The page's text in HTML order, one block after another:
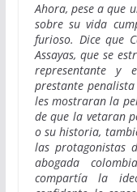
Ahora, pese a que
sobre su vida
furioso. Dice que
Assayas, que se
representante y
prestante
les mostraran la
de que la vetaran
o su historia,
las protagonistas
abogada
compartía la